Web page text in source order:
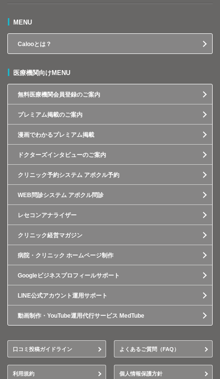
MENU
Calooとは？
医療機関向けMENU
無料医療機関会員登録のご案内
プレミアム掲載のご案内
漫画でわかるプレミアム掲載
ドクターズインタビューのご案内
クリニック予約システム アポクル予約
WEB問診システム アポクル問診
レセコンアナライザー
クリニック経営マガジン
病院・クリニック ホームページ制作
Googleビジネスプロフィールサポート
LINE公式アカウント運用サポート
動画制作・YouTube運用代行サービス MedTube
口コミ投稿ガイドライン よくあるご質問（FAQ）
利用規約 個人情報保護方針